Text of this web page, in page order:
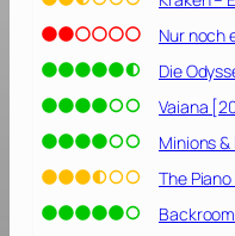
e
n
t
e
e
r
[
Nur noch
Die
Vaiana
Minions
The